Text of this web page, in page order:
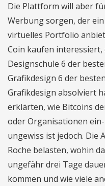
Die Plattform will aber
Werbung sorgen, der
virtuelles Portfolio
Coin kaufen
Designschule 6 der
Grafikdesign 6 der
Grafikdesign absolviert
erklärten, wie Bitcoins
oder Organisationen
ungewiss ist jedoch. Die
Roche belasten, wohin
ungefähr drei Tage
kommen und wie viele